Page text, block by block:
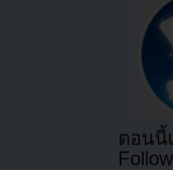
ตอนนี้